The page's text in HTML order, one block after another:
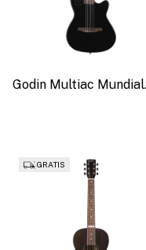
Godin Multiac Mundial.
GRATIS